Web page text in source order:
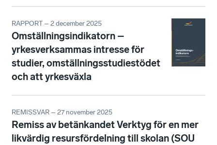
RAPPORT – 2 december 2025
Omställningsindikatorn –
yrkesverksammas intresse för
studier, omställningsstudiestödet
och att yrkesväxla
REMISSVAR – 27 november 2025
Remiss av betänkandet Verktyg för en mer
likvärdig resursfördelning till skolan (SOU